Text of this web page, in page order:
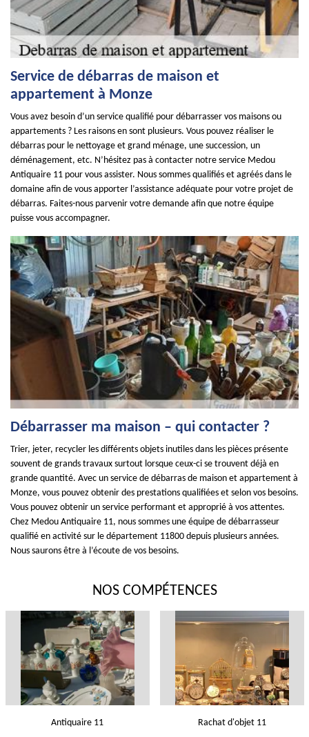
Service de débarras de maison et
appartement à Monze
Vous avez besoin d’un service qualifié pour débarrasser vos maisons ou
appartements ? Les raisons en sont plusieurs. Vous pouvez réaliser le
débarras pour le nettoyage et grand ménage, une succession, un
déménagement, etc. N’hésitez pas à contacter notre service Medou
Antiquaire 11 pour vous assister. Nous sommes qualifiés et agréés dans le
domaine afin de vous apporter l’assistance adéquate pour votre projet de
débarras. Faites-nous parvenir votre demande afin que notre équipe
puisse vous accompagner.
Débarrasser ma maison – qui contacter ?
Trier, jeter, recycler les différents objets inutiles dans les pièces présente
souvent de grands travaux surtout lorsque ceux-ci se trouvent déjà en
grande quantité. Avec un service de débarras de maison et appartement à
Monze, vous pouvez obtenir des prestations qualifiées et selon vos besoins.
Vous pouvez obtenir un service performant et approprié à vos attentes.
Chez Medou Antiquaire 11, nous sommes une équipe de débarrasseur
qualifié en activité sur le département 11800 depuis plusieurs années.
Nous saurons être à l’écoute de vos besoins.
NOS COMPÉTENCES
Antiquaire 11 Rachat d'objet 11